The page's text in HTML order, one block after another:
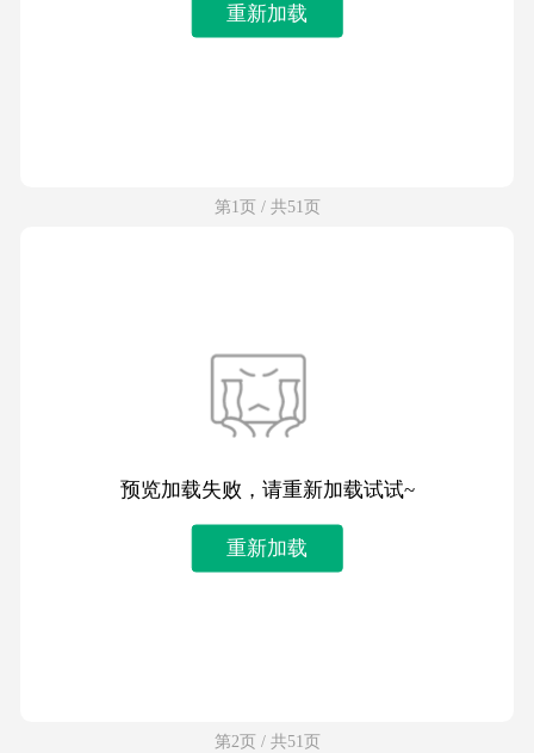
重新加载
第1页 / 共51页
预览加载失败，请重新加载试试~
重新加载
第2页 / 共51页